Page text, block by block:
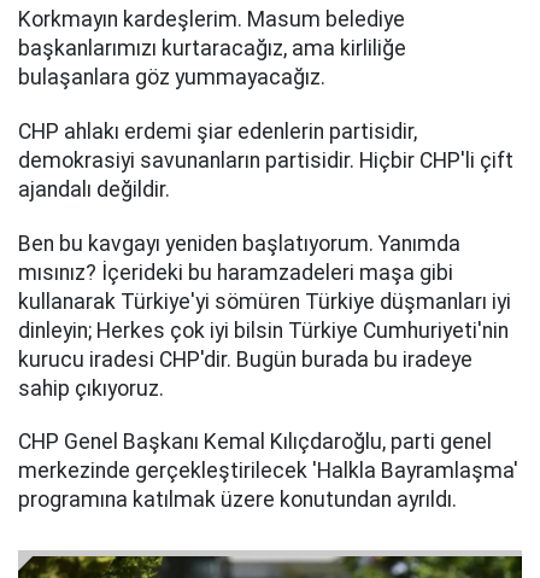
Korkmayın kardeşlerim. Masum belediye
başkanlarımızı kurtaracağız, ama kirliliğe
bulaşanlara göz yummayacağız.
CHP ahlakı erdemi şiar edenlerin partisidir,
demokrasiyi savunanların partisidir. Hiçbir CHP'li çift
ajandalı değildir.
Ben bu kavgayı yeniden başlatıyorum. Yanımda
mısınız? İçerideki bu haramzadeleri maşa gibi
kullanarak Türkiye'yi sömüren Türkiye düşmanları iyi
dinleyin; Herkes çok iyi bilsin Türkiye Cumhuriyeti'nin
kurucu iradesi CHP'dir. Bugün burada bu iradeye
sahip çıkıyoruz.
CHP Genel Başkanı Kemal Kılıçdaroğlu, parti genel
merkezinde gerçekleştirilecek 'Halkla Bayramlaşma'
programına katılmak üzere konutundan ayrıldı.